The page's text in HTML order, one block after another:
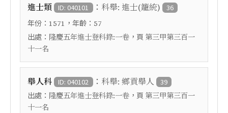
進士類 ID: 040101 ： 科舉: 進士(籠統) 36
年份： 1571 ，年齡： 57
出處： 隆慶五年進士登科錄:一卷 ，頁 第三甲第三百一
十一名
舉人科 ID: 040102 ： 科舉: 鄉貢舉人 39
出處： 隆慶五年進士登科錄:一卷 ，頁 第三甲第三百一
十一名